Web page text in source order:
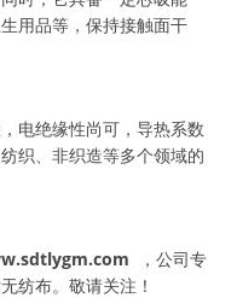
用品等，保持接触面干
电绝缘性尚可，导热系数
织、非织造等多个领域的
，公司专
纺布。敬请关注！